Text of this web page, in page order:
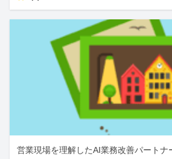
営業現場を理解したAI業務改善パートナ